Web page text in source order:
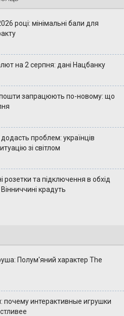
році: мінімальні бали для
на 2 серпня: дані Нацбанку
пошти запрацюють по-новому: що
проблем: українців
зі світлом
розетки та підключення в обхід
крадуть
Полум'яний характер The
почему интерактивные игрушки